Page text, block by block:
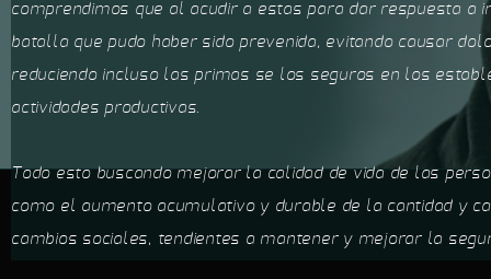
comprendimos que al acudir a estas para dar respuesta a
batalla que pudo haber sido prevenida, evitando causar
reduciendo incluso las primas se los seguros en los
actividades productivas.
Todo esto buscando mejorar la calidad de vida de las
como el aumento acumulativo y durable de la cantidad y
cambios sociales, tendientes a mantener y mejorar la